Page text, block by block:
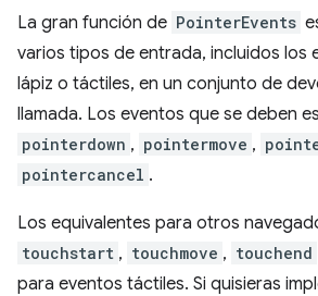
La gran función de PointerEvents
varios tipos de entrada, incluidos los
lápiz o táctiles, en un conjunto de
llamada. Los eventos que se deben
pointerdown , pointermove ,
pointercancel .
Los equivalentes para otros
touchstart , touchmove , touchend
para eventos táctiles. Si quisieras